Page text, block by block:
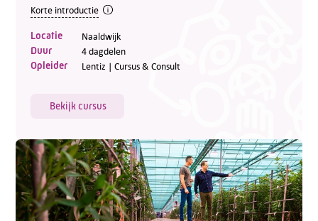
Korte introductie
Locatie Naaldwijk
Duur 4 dagdelen
Opleider Lentiz | Cursus & Consult
Bekijk cursus